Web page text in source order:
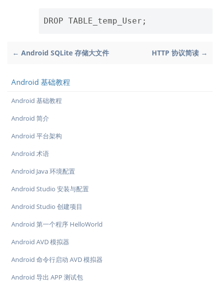
← Android SQLite 存储大文件 HTTP 协议简读 →
Android 基础教程
Android 基础教程
Android 简介
Android 平台架构
Android 术语
Android Java 环境配置
Android Studio 安装与配置
Android Studio 创建项目
Android 第一个程序 HelloWorld
Android AVD 模拟器
Android 命令行启动 AVD 模拟器
Android 导出 APP 测试包